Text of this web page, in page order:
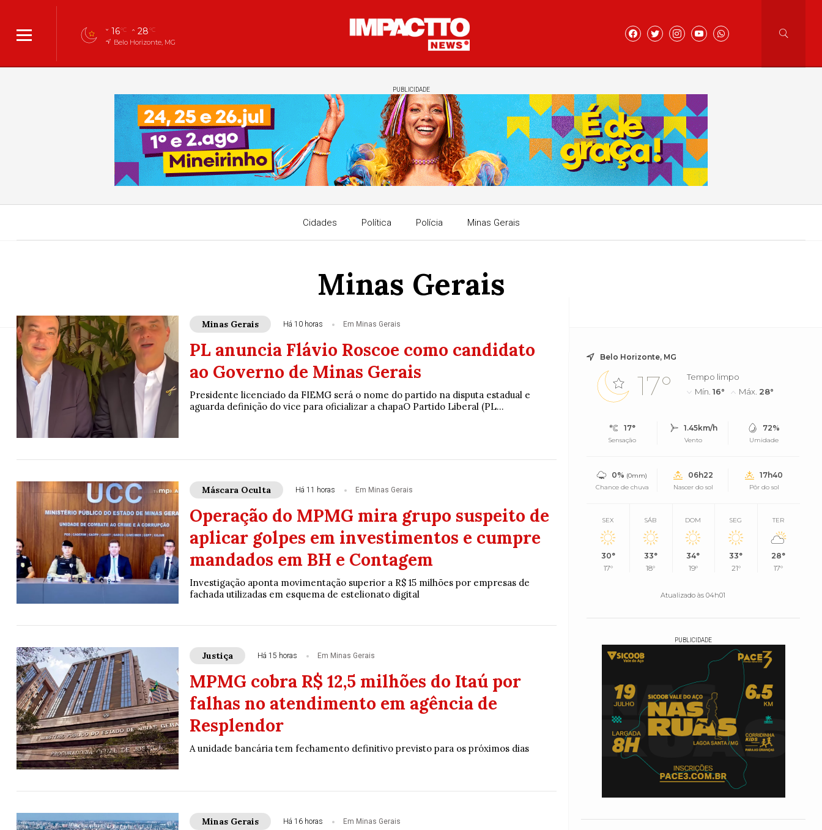
16°C 28°C
Belo Horizonte, MG
PUBLICIDADE
Cidades Política Polícia Minas Gerais
Minas Gerais
Minas Gerais Há 10 horas Em Minas Gerais
PL anuncia Flávio Roscoe como candidato
ao Governo de Minas Gerais
Presidente licenciado da FIEMG será o nome do partido na disputa estadual e
aguarda definição do vice para oficializar a chapaO Partido Liberal (PL...
Máscara Oculta Há 11 horas Em Minas Gerais
Operação do MPMG mira grupo suspeito de
aplicar golpes em investimentos e cumpre
mandados em BH e Contagem
Investigação aponta movimentação superior a R$ 15 milhões por empresas de
fachada utilizadas em esquema de estelionato digital
Justiça Há 15 horas Em Minas Gerais
MPMG cobra R$ 12,5 milhões do Itaú por
falhas no atendimento em agência de
Resplendor
A unidade bancária tem fechamento definitivo previsto para os próximos dias
Minas Gerais Há 16 horas Em Minas Gerais
Belo Horizonte, MG
17°
Tempo limpo
Mín.16° Máx. 28°
17°
Sensação
1.45km/h
Vento
72%
Umidade
0% (0mm)
Chance de chuva
06h22
Nascer do sol
17h40
Pôr do sol
SEX
30°
17°
SÁB
33°
18°
DOM
34°
19°
SEG
33°
21°
TER
28°
17°
Atualizado às 04h01
PUBLICIDADE